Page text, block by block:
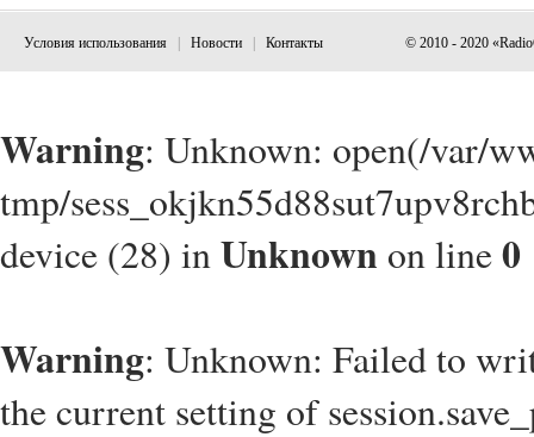
Условия использования Новости Контакты © 2010 - 2020
Warning: Unknown: open(/var/
tmp/
device (28) inUnknown on line0
Warning: Unknown: Failed to
the current setting of